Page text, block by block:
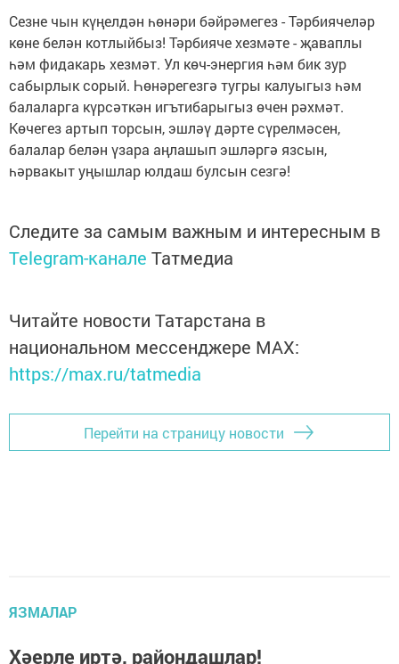
Сезне чын күңелдән һөнәри бәйрәмегез - Тәрбиячеләр
көне белән котлыйбыз! Тәрбияче хезмәте - җаваплы
һәм фидакарь хезмәт. Ул көч-энергия һәм бик зур
сабырлык сорый. Һөнәрегезгә тугры калуыгыз һәм
балаларга күрсәткән игътибарыгыз өчен рәхмәт.
Көчегез артып торсын, эшләү дәрте сүрелмәсен,
балалар белән үзара аңлашып эшләргә язсын,
һәрвакыт уңышлар юлдаш булсын сезгә!
Следите за самым важным и интересным в
Telegram-канале Татмедиа
Читайте новости Татарстана в
национальном мессенджере MАХ:
https://max.ru/tatmedia
Перейти на страницу новости
ЯЗМАЛАР
Хәерле иртә, райондашлар!